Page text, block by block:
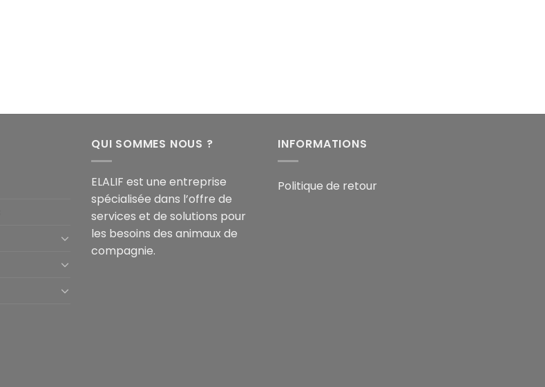
QUI SOMMES NOUS ?
ELALIF est une entreprise
spécialisée dans l’offre de
services et de solutions pour
les besoins des animaux de
compagnie.
INFORMATIONS
Politique de retour